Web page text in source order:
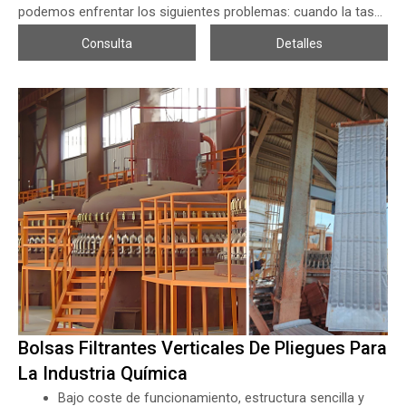
podemos enfrentar los siguientes problemas: cuando la tasa
de micrones necesita ser de grado absoluto, entonces el
volumen de flujo de la bolsa de filtro se reducirá
drásticamente, también el precio de la bolsa de filtro
aumentará mucho; cuando el volumen de flujo aumenta un
poco pero no queremos cambiar la carcasa del filtro,
entonces la resistencia de las bolsas de filtro será mucho
mayor y los trabajos de mantenimiento aumentarán
drásticamente y causarán más problemas, entonces las
bolsas de filtro plisadas o los cartuchos de filtro de alto
volumen de flujo para la carcasa del filtro de bolsa SS se
desarrollaron para ayudar a resolver los problemas relevantes
y brindar un buen rendimiento.
Consulta Detalles
Bolsas Filtrantes Verticales De Pliegues Para
La Industria Química
Bajo coste de funcionamiento, estructura sencilla y